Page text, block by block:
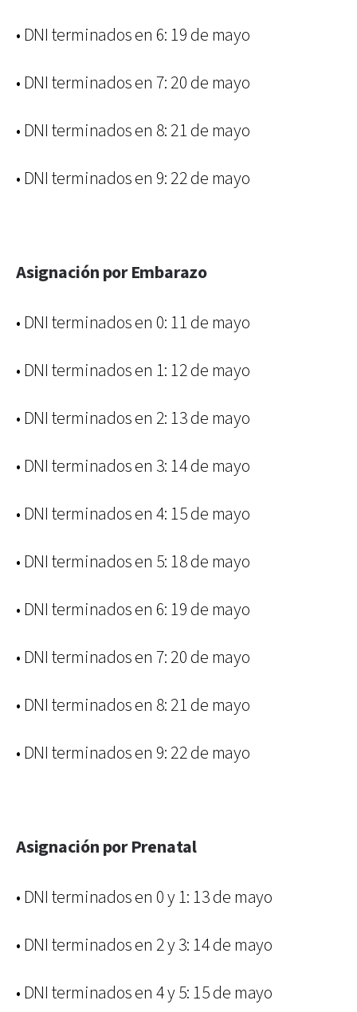
• DNI terminados en 6: 19 de mayo
• DNI terminados en 7: 20 de mayo
• DNI terminados en 8: 21 de mayo
• DNI terminados en 9: 22 de mayo
Asignación por Embarazo
• DNI terminados en 0: 11 de mayo
• DNI terminados en 1: 12 de mayo
• DNI terminados en 2: 13 de mayo
• DNI terminados en 3: 14 de mayo
• DNI terminados en 4: 15 de mayo
• DNI terminados en 5: 18 de mayo
• DNI terminados en 6: 19 de mayo
• DNI terminados en 7: 20 de mayo
• DNI terminados en 8: 21 de mayo
• DNI terminados en 9: 22 de mayo
Asignación por Prenatal
• DNI terminados en 0 y 1: 13 de mayo
• DNI terminados en 2 y 3: 14 de mayo
• DNI terminados en 4 y 5: 15 de mayo